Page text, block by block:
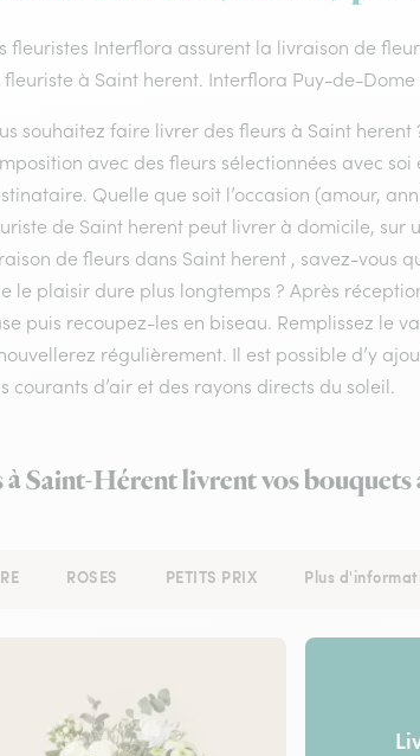
fleuristes Interflora assurent la livraison de
fleuriste à Saint herent. Interflora Puy-de-
souhaitez faire livrer des fleurs à Saint
avec des fleurs sélectionnées avec
Quelle que soit l’occasion (amour,
de Saint herent peut livrer à domicile, sur
de fleurs dans Saint herent , savez-vous
le plaisir dure plus longtemps ? Après
puis recoupez-les en biseau. Remplissez le
régulièrement. Il est possible d’y
courants d’air et des rayons directs du soleil.
Saint-Hérent livrent vos
ROSES PETITS PRIX Plus